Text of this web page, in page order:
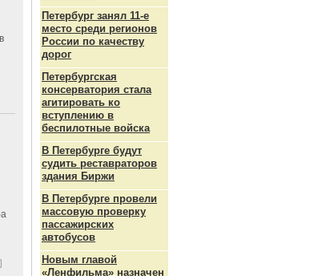
Петербург занял 11-е
место среди регионов
России по качеству
дорог
Петербургская
консерватория стала
агитировать ко
вступлению в
беспилотные войска
В Петербурге будут
судить реставраторов
здания Биржи
В Петербурге провели
массовую проверку
пассажирских
автобусов
Новым главой
«Ленфильма» назначен